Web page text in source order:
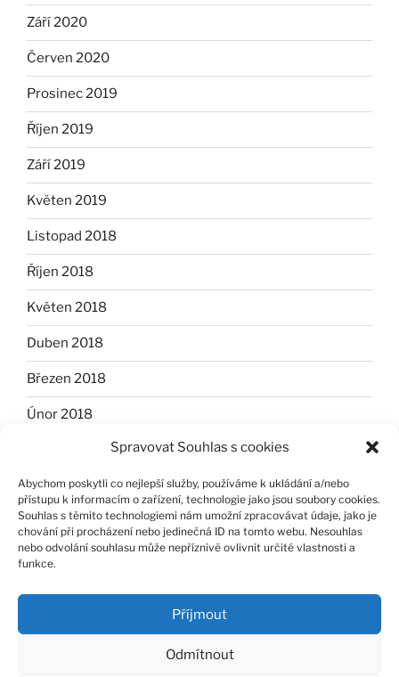
Spravovat Souhlas s cookies
Abychom poskytli co nejlepší služby, používáme k ukládání a/nebo
přístupu k informacím o zařízení, technologie jako jsou soubory cookies.
Souhlas s těmito technologiemi nám umožní zpracovávat údaje, jako je
chování při procházení nebo jedinečná ID na tomto webu. Nesouhlas
nebo odvolání souhlasu může nepříznivě ovlivnit určité vlastnosti a
funkce.
Příjmout
Odmítnout
Září 2020
Červen 2020
Prosinec 2019
Říjen 2019
Září 2019
Květen 2019
Listopad 2018
Říjen 2018
Květen 2018
Duben 2018
Březen 2018
Únor 2018
Listopad 2017
Říjen 2017
Červen 2017
Listopad 2014